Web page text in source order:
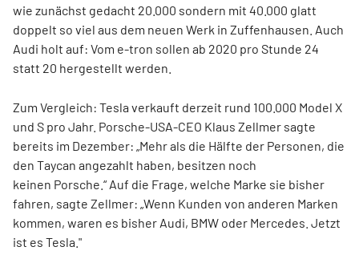
wie zunächst gedacht 20.000 sondern mit 40.000 glatt
doppelt so viel aus dem neuen Werk in Zuffenhausen. Auch
Audi holt auf: Vom e-tron sollen ab 2020 pro Stunde 24
statt 20 hergestellt werden.
Zum Vergleich: Tesla verkauft derzeit rund 100.000 Model X
und S pro Jahr. Porsche-USA-CEO Klaus Zellmer sagte
bereits im Dezember: „Mehr als die Hälfte der Personen, die
den Taycan angezahlt haben, besitzen noch
keinen Porsche.“ Auf die Frage, welche Marke sie bisher
fahren, sagte Zellmer: „Wenn Kunden von anderen Marken
kommen, waren es bisher Audi, BMW oder Mercedes. Jetzt
ist es Tesla."